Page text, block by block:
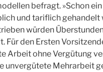
befragt. »Schon
und tariflich gehandelt
würden
Für den Ersten
Arbeit ohne Vergütung
unvergütete Mehrarbeit